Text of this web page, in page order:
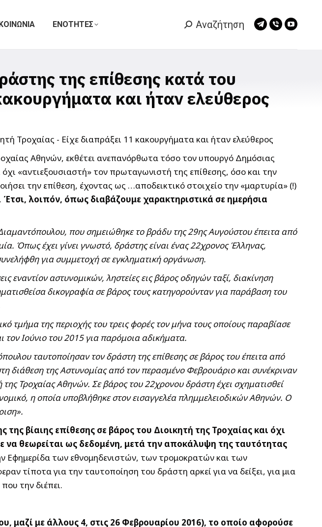
ΕΝΟΤΗΤΕΣ Search:
Αναζήτηση
Telegram
window
Viber
της επίθεσης κατά του
και ήταν ελεύθερος
Αθηνών, εκθέτει ανεπανόρθωτα τόσο τον υπουργό Δημόσιας
«αντιεξουσιαστή» τον πρωταγωνιστή της επίθεσης, όσο και την
την επίθεση, έχοντας ως …αποδεικτικό στοιχείο την «μαρτυρία» (!)
Έτσι, λοιπόν, όπως διαβάζουμε χαρακτηριστικά σε ημερήσια
που σημειώθηκε το βράδυ της 29ης Αυγούστου έπειτα από
Όπως έχει γίνει γνωστό, δράστης είναι ένας 22χρονος Έλληνας,
για συμμετοχή σε εγκληματική οργάνωση.
αστυνομικών, ληστείες εις βάρος οδηγών ταξί, διακίνηση
δικογραφία σε βάρος τους κατηγορούνταν για παράβαση του
τμήμα της περιοχής του τρεις φορές τον μήνα τους οποίους παραβίασε
τον Ιούνιο του 2015 για παρόμοια αδικήματα.
ταυτοποίησαν τον δράστη της επίθεσης σε βάρος του έπειτα από
διάθεση της Αστυνομίας από τον περασμένο Φεβρουάριο και συνέκριναν
της Τροχαίας Αθηνών. Σε βάρος του 22χρονου δράστη έχει σχηματισθεί
η οποία υποβλήθηκε στον εισαγγελέα πλημμελειοδικών Αθηνών. Ο
βίαιης επίθεσης σε βάρος του Διοικητή της Τροχαίας και όχι
θεωρείται ως δεδομένη, μετά την αποκάλυψη της ταυτότητας
Εφημερίδα των εθνομηδενιστών, των τρομοκρατών και των
τίποτα για την ταυτοποίηση του δράστη αρκεί για να δείξει, για μια
την διέπει.
μαζί με άλλους 4, στις 26 Φεβρουαρίου 2016), το οποίο αφορούσε